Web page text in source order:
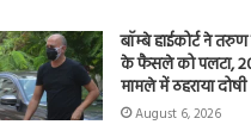
बॉम्बे हाईकोर्ट ने
के फैसले को पलटा,
मामले में ठहराया दोषी
August 6, 2026